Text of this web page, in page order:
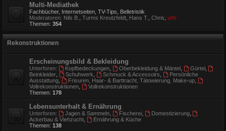
Multi-Mediathek
Fachbücher, Internetseiten, TV-Tips, Belletristik
Moderatoren: Nils B. Turms Kreutzfeldt Hans T. Chris ulfr
Themen: 354
Rekonstruktionen
Erscheinungsbild & Bekleidung
Unterforen: Kopfbedeckungen, Oberbekleidung & Mäntel Gürtel
Beinkleider
Schuhwerk Schmuck & Accessoirs
Persönliche
Ausstattung
Frisuren, Haar- & Barttracht, Tätowierung, Make-up,
Vollrekonstruktionen
Vollrekonstruktionen
Themen: 178
Lebensunterhalt & Ernährung
Unterforen: Jagen & Sammeln, Fischerei, Domestizierung,
Ackerbau & Viehzucht
Ernährung & Küche
Themen: 138